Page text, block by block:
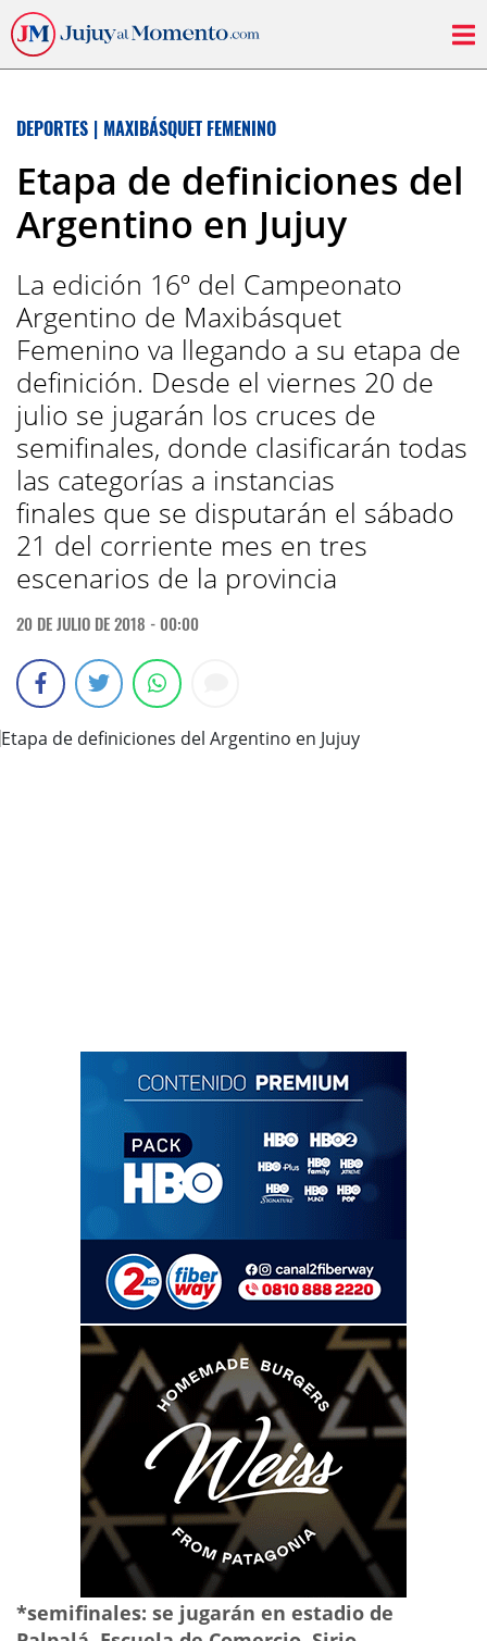
DEPORTES | MAXIBÁSQUET FEMENINO
Etapa de definiciones del
Argentino en Jujuy
La edición 16º del Campeonato
Argentino de Maxibásquet
Femenino va llegando a su etapa de
definición. Desde el viernes 20 de
julio se jugarán los cruces de
semifinales, donde clasificarán todas
las categorías a instancias
finales que se disputarán el sábado
21 del corriente mes en tres
escenarios de la provincia
20 DE JULIO DE 2018 - 00:00
*semifinales: se jugarán en estadio de